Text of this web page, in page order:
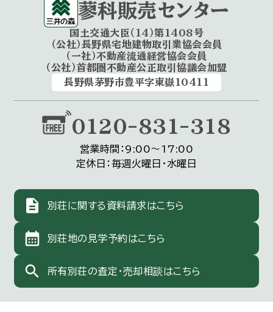
蓼科販売センター
国土交通大臣（14）第1408号
（公社）長野県宅地建物取引業協会会員
（一社）不動産流通経営協会会員
（公社）首都圏不動産公正取引協議会加盟
長野県茅野市豊平字東嶽10411
0120-831-318
営業時間：9:00〜17:00
定休日：毎週火曜日・水曜日
description 別荘に関する資料請求はこちら
calendar_month 別荘地の見学予約はこちら
search 所有別荘の査定・売却相談はこちら